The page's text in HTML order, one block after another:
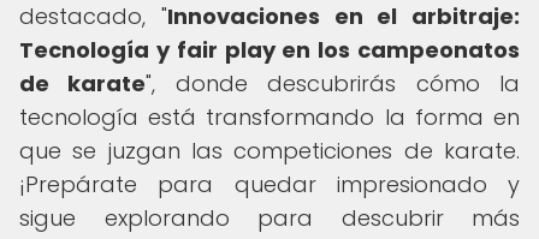
destacado, "Innovaciones en el arbitraje:
Tecnología y fair play en los campeonatos
de karate", donde descubrirás cómo la
tecnología está transformando la forma en
que se juzgan las competiciones de karate.
¡Prepárate para quedar impresionado y
sigue explorando para descubrir más